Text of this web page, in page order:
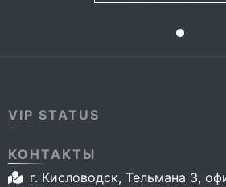
VIP STATUS
КОНТАКТЫ
г. Кисловодск, Тельмана 3,